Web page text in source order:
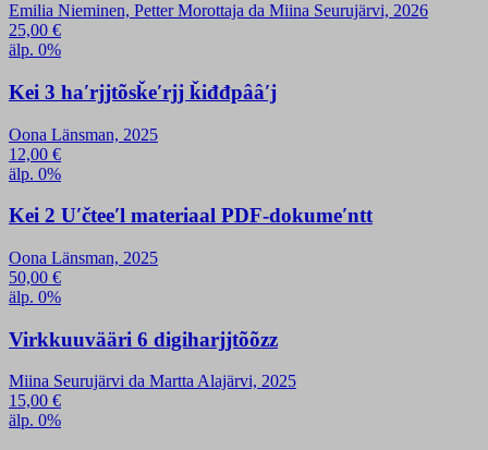
Emilia Nieminen, Petter Morottaja da Miina Seurujärvi, 2026
25,00 €
älp. 0%
Kei 3 haʹrjjtõsǩeʹrjj ǩiđđpââʹj
Oona Länsman, 2025
12,00 €
älp. 0%
Kei 2 Uʹčteeʹl materiaal PDF-dokumeʹntt
Oona Länsman, 2025
50,00 €
älp. 0%
Virkkuuvääri 6 digiharjjtõõzz
Miina Seurujärvi da Martta Alajärvi, 2025
15,00 €
älp. 0%